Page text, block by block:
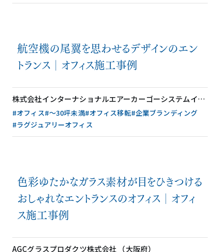
航空機の尾翼を思わせるデザインのエン
トランス│オフィス施工事例
株式会社インターナショナルエアーカーゴーシステムインク 大阪営業所 様 （大阪府）
#オフィス#〜30坪未満#オフィス移転#企業ブランディング
#ラグジュアリーオフィス
色彩ゆたかなガラス素材が目をひきつける
おしゃれなエントランスのオフィス│オフィ
ス施工事例
AGCグラスプロダクツ株式会社 （大阪府）